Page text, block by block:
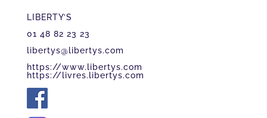
LIBERTY’S
01 48 82 23 23
libertys@libertys.com
https://www.libertys.com
https://livres.libertys.com